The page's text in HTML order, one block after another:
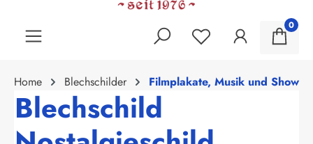
0
Home Blechschilder Filmplakate, Musik und Show
Blechschild